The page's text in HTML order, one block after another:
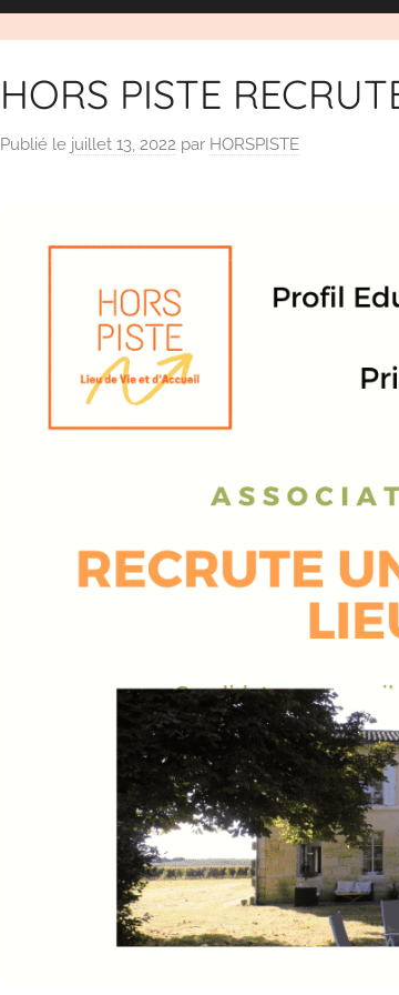
HORS PISTE
Publié le juillet 13, 2022 par HORSPISTE